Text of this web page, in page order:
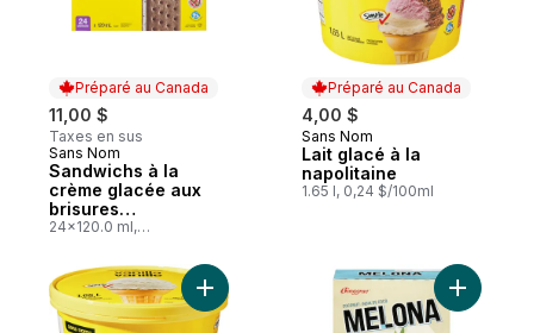
Préparé au Canada
11,00 $
Taxes en sus
Préparé au Canada
Sans Nom
Sandwichs à la
crème glacée aux
brisures
chocolatées, format
24x120.0 ml,
Préparé au Canada
4,00 $
Préparé au Canada
Sans Nom
Lait glacé à la
napolitaine
1.65 l, 0,24 $/100ml
Ajouter Lait glacé à la vanille au panier
Ajouter